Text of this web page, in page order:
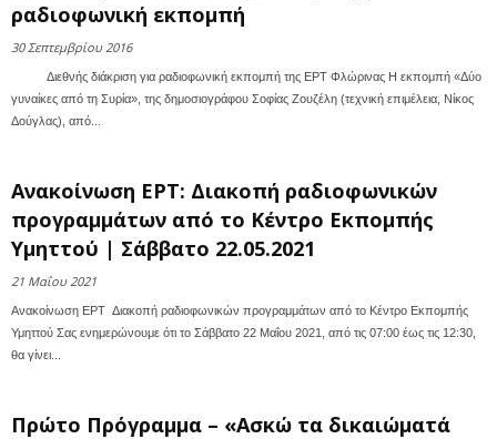
ραδιοφωνική εκπομπή
30 Σεπτεμβρίου 2016
Διεθνής διάκριση για ραδιοφωνική εκπομπή της ΕΡΤ Φλώρινας Η εκπομπή «Δύο
γυναίκες από τη Συρία», της δημοσιογράφου Σοφίας Ζουζέλη (τεχνική επιμέλεια, Νίκος
Δούγλας), από...
Ανακοίνωση ΕΡΤ: Διακοπή ραδιοφωνικών
προγραμμάτων από το Κέντρο Εκπομπής
Υμηττού | Σάββατο 22.05.2021
21 Μαΐου 2021
Ανακοίνωση ΕΡΤ Διακοπή ραδιοφωνικών προγραμμάτων από το Κέντρο Εκπομπής
Υμηττού Σας ενημερώνουμε ότι το Σάββατο 22 Μαΐου 2021, από τις 07:00 έως τις 12:30,
θα γίνει...
Πρώτο Πρόγραμμα – «Ασκώ τα δικαιώματά